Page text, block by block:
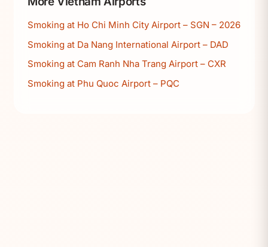
Smoking at Ho Chi Minh City Airport – SGN – 2026
Smoking at Da Nang International Airport – DAD
Smoking at Cam Ranh Nha Trang Airport – CXR
Smoking at Phu Quoc Airport – PQC